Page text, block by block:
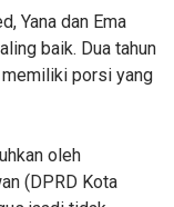
Yana dan Ema
baik. Dua tahun
porsi yang
oleh
(DPRD Kota